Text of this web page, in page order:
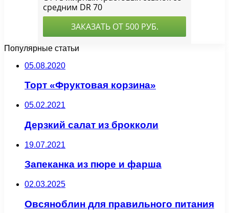
Популярные статьи
05.08.2020
Торт «Фруктовая корзина»
05.02.2021
Дерзкий салат из брокколи
19.07.2021
Запеканка из пюре и фарша
02.03.2025
Овсяноблин для правильного питания